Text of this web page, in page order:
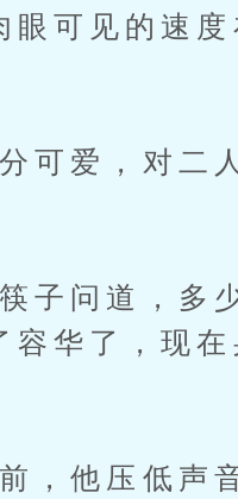
可见的速
爱，对二
问道，多
华了，现
他压低声